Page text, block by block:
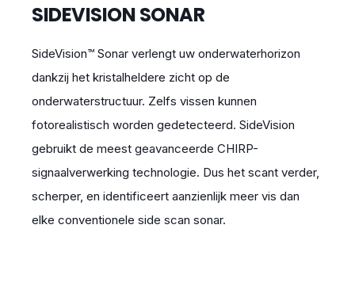
SIDEVISION SONAR
SideVision™ Sonar verlengt uw onderwaterhorizon
dankzij het kristalheldere zicht op de
onderwaterstructuur. Zelfs vissen kunnen
fotorealistisch worden gedetecteerd. SideVision
gebruikt de meest geavanceerde CHIRP-
signaalverwerking technologie. Dus het scant verder,
scherper, en identificeert aanzienlijk meer vis dan
elke conventionele side scan sonar.